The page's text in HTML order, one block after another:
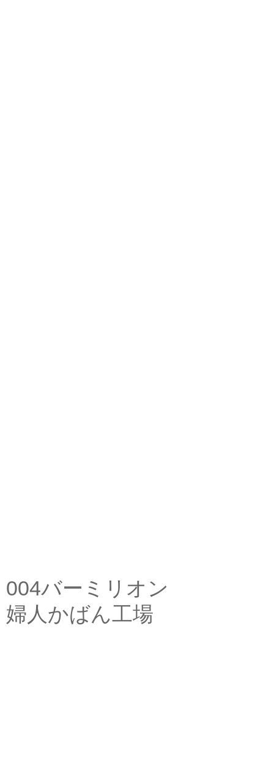
004バーミリオン
婦人かばん工場